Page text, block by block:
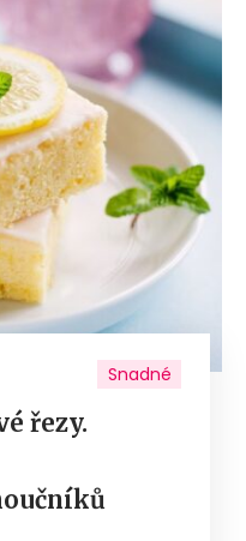
Snadné
řezy.